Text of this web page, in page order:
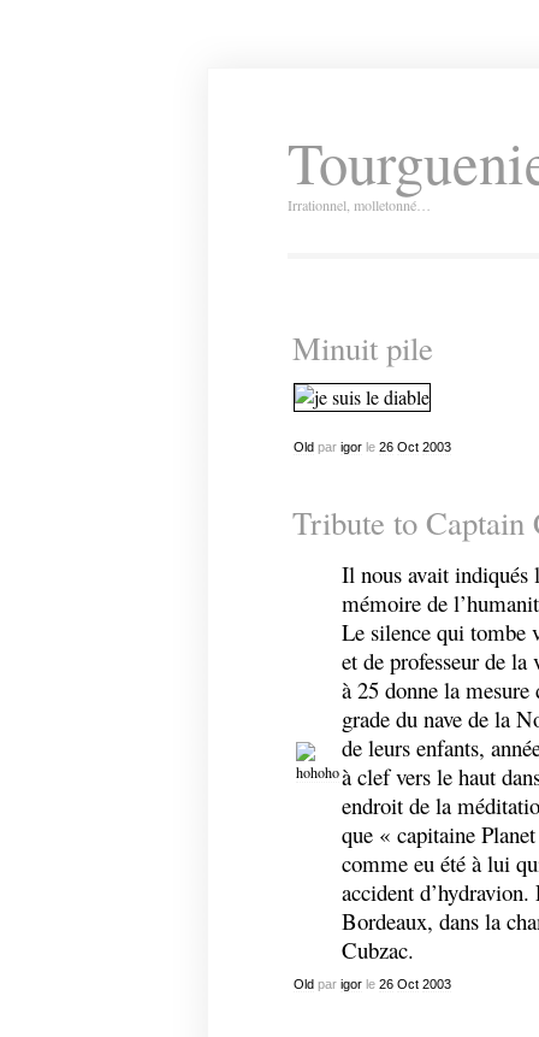
Irrationnel, molletonné…
Minuit pile
Oldpar igorle 26 Oct 2003
Tribute to Captain
Il nous avait indiqués
mémoire de
Le silence qui tombe
et de professeur de
à 25 donne la
grade du nave de la
de leurs enfants,
à clef vers le haut
endroit de la
que « capitaine
comme eu été à lui
accident
Bordeaux, dans la
Cubzac.
Old par igorle 26 Oct 2003